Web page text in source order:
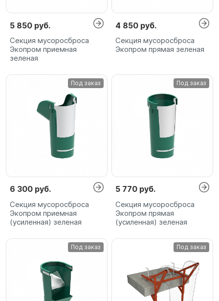
5 850 руб.
Секция мусоросброса
Экопром приемная
зеленая
4 850 руб.
Секция мусоросброса
Экопром прямая зеленая
Под заказ
6 300 руб.
Секция мусоросброса
Экопром приемная
(усиленная) зеленая
Под заказ
5 770 руб.
Секция мусоросброса
Экопром прямая
(усиленная) зеленая
Под заказ Под заказ